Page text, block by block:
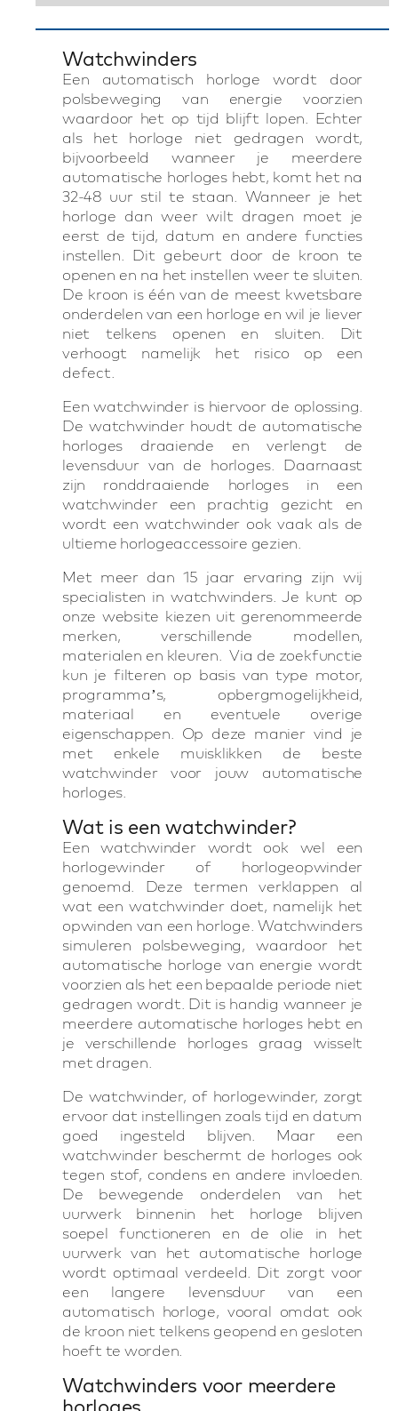
Watchwinders
Een automatisch horloge wordt door
polsbeweging van energie voorzien
waardoor het op tijd blijft lopen. Echter
als het horloge niet gedragen wordt,
bijvoorbeeld wanneer je meerdere
automatische horloges hebt, komt het na
32-48 uur stil te staan. Wanneer je het
horloge dan weer wilt dragen moet je
eerst de tijd, datum en andere functies
instellen. Dit gebeurt door de kroon te
openen en na het instellen weer te sluiten.
De kroon is één van de meest kwetsbare
onderdelen van een horloge en wil je liever
niet telkens openen en sluiten. Dit
verhoogt namelijk het risico op een
defect.
Een watchwinder is hiervoor de oplossing.
De watchwinder houdt de automatische
horloges draaiende en verlengt de
levensduur van de horloges. Daarnaast
zijn ronddraaiende horloges in een
watchwinder een prachtig gezicht en
wordt een watchwinder ook vaak als de
ultieme horlogeaccessoire gezien.
Met meer dan 15 jaar ervaring zijn wij
specialisten in watchwinders. Je kunt op
onze website kiezen uit gerenommeerde
merken, verschillende modellen,
materialen en kleuren. Via de zoekfunctie
kun je filteren op basis van type motor,
programma’s, opbergmogelijkheid,
materiaal en eventuele overige
eigenschappen. Op deze manier vind je
met enkele muisklikken de beste
watchwinder voor jouw automatische
horloges.
Wat is een watchwinder?
Een watchwinder wordt ook wel een
horlogewinder of horlogeopwinder
genoemd. Deze termen verklappen al
wat een watchwinder doet, namelijk het
opwinden van een horloge. Watchwinders
simuleren polsbeweging, waardoor het
automatische horloge van energie wordt
voorzien als het een bepaalde periode niet
gedragen wordt. Dit is handig wanneer je
meerdere automatische horloges hebt en
je verschillende horloges graag wisselt
met dragen.
De watchwinder, of horlogewinder, zorgt
ervoor dat instellingen zoals tijd en datum
goed ingesteld blijven. Maar een
watchwinder beschermt de horloges ook
tegen stof, condens en andere invloeden.
De bewegende onderdelen van het
uurwerk binnenin het horloge blijven
soepel functioneren en de olie in het
uurwerk van het automatische horloge
wordt optimaal verdeeld. Dit zorgt voor
een langere levensduur van een
automatisch horloge, vooral omdat ook
de kroon niet telkens geopend en gesloten
hoeft te worden.
Watchwinders voor meerdere